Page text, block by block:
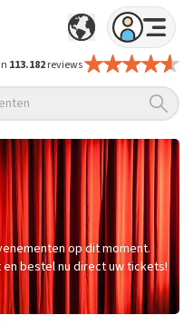
113.182reviews
op dit moment.
en bestel nu direct uw tickets!